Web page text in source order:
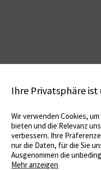
Ihre Privatsphäre ist
Wir verwenden Cookies,
bieten und die Relevanz
verbessern. Ihre
nur die Daten, für die Sie
Ausgenommen die
Mehr anzeigen